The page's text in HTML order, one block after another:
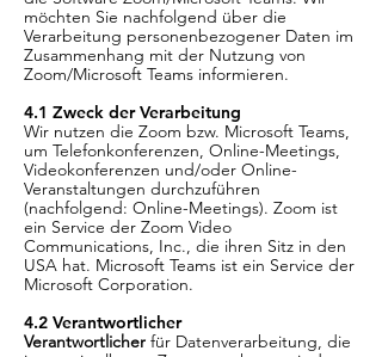
möchten Sie nachfolgend über die
Verarbeitung personenbezogener Daten im
Zusammenhang mit der Nutzung von
Zoom/Microsoft Teams informieren.
​​4.1 Zweck der Verarbeitung
Wir nutzen die Zoom bzw. Microsoft Teams,
um Telefonkonferenzen, Online-Meetings,
Videokonferenzen und/oder Online-
Veranstaltungen durchzuführen
(nachfolgend: Online-Meetings). Zoom ist
ein Service der Zoom Video
Communications, Inc., die ihren Sitz in den
USA hat. Microsoft Teams ist ein Service der
Microsoft Corporation.
4.2 Verantwortlicher
Verantwortlicher für Datenverarbeitung, die